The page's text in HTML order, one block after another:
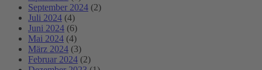
September 2024 (2)
Juli 2024 (4)
Juni 2024 (6)
Mai 2024 (4)
März 2024 (3)
Februar 2024 (2)